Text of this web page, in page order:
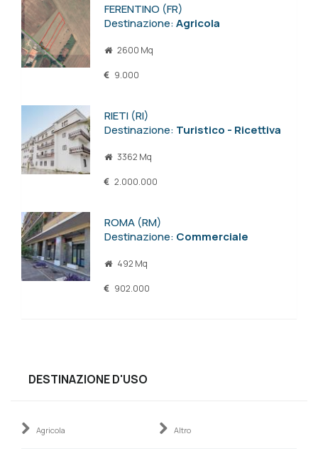
FERENTINO (FR)
Destinazione:Agricola
2600 Mq
9.000
RIETI (RI)
Destinazione: Turistico - Ricettiva
3362 Mq
2.000.000
ROMA (RM)
Destinazione: Commerciale
492 Mq
902.000
DESTINAZIONE D'USO
Agricola Altro